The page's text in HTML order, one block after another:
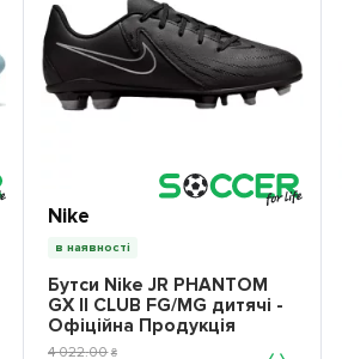
Nike
в наявності
Бутси Nike JR PHANTOM
GX II CLUB FG/MG дитячі -
Офіційна Продукція
4 022.00 ₴